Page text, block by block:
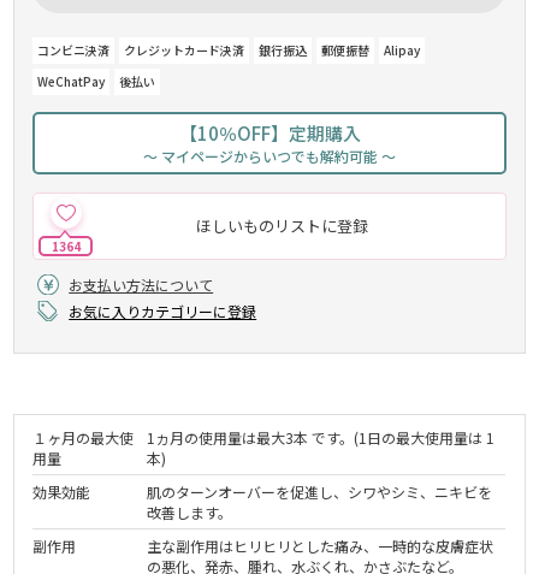
コンビニ決済 クレジットカード決済 銀行振込 郵便振替
Alipay
WeChatPay
後払い
【10％OFF】定期購入
～ マイページからいつでも解約可能 ～
ほしいものリストに登録
1364
お支払い方法について
お気に入りカテゴリーに登録
１ヶ月の最大使
用量
1ヵ月の使用量は最大3本 です。(1日の最大使用量は 1
本)
効果効能
肌のターンオーバーを促進し、シワやシミ、ニキビを
改善します。
副作用
主な副作用はヒリヒリとした痛み、一時的な皮膚症状
の悪化、発赤、腫れ、水ぶくれ、かさぶたなど。